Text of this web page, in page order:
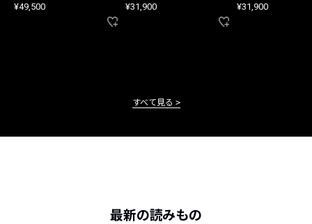
¥49,500 ¥31,900 ¥31,900
すべて見る
最新の読みもの